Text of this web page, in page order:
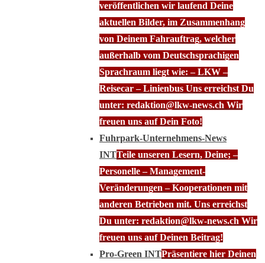
veröffentlichen wir laufend Deine
aktuellen Bilder, im Zusammenhang
von Deinem Fahrauftrag, welcher
außerhalb vom Deutschsprachigen
Sprachraum liegt wie: – LKW –
Reisecar – Linienbus Uns erreichst Du
unter: redaktion@lkw-news.ch Wir
freuen uns auf Dein Foto!
Fuhrpark-Unternehmens-News
INTTeile unseren Lesern, Deine; –
Personelle – Management-
Veränderungen – Kooperationen mit
anderen Betrieben mit. Uns erreichst
Du unter: redaktion@lkw-news.ch Wir
freuen uns auf Deinen Beitrag!
Pro-Green INTPräsentiere hier Deinen